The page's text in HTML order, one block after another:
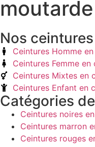
moutarde
Nos
Ceintures Homme
Ceintures Femme en
Ceintures Mixtes en
Ceintures Enfant en
Catégories
Ceintures noires
Ceintures marron
Ceintures rouges